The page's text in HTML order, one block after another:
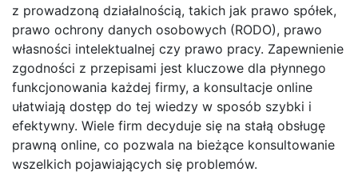
z prowadzoną działalnością, takich jak prawo spółek,
prawo ochrony danych osobowych (RODO), prawo
własności intelektualnej czy prawo pracy. Zapewnienie
zgodności z przepisami jest kluczowe dla płynnego
funkcjonowania każdej firmy, a konsultacje online
ułatwiają dostęp do tej wiedzy w sposób szybki i
efektywny. Wiele firm decyduje się na stałą obsługę
prawną online, co pozwala na bieżące konsultowanie
wszelkich pojawiających się problemów.